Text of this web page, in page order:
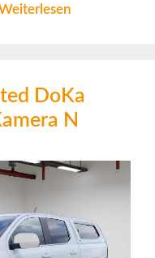
DoKa
N